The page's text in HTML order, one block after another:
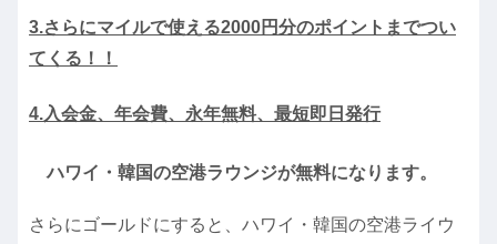
3.さらにマイルで使える2000円分のポイントまでつい
てくる！！
4.入会金、年会費、永年無料、最短即日発行
ハワイ・韓国の空港ラウンジが無料になります。
さらにゴールドにすると、ハワイ・韓国の空港ライウ